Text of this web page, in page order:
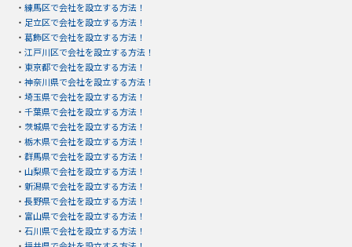
・ 練馬区で会社を設立する方法！
・ 足立区で会社を設立する方法！
・ 葛飾区で会社を設立する方法！
・ 江戸川区で会社を設立する方法！
・ 東京都で会社を設立する方法！
・ 神奈川県で会社を設立する方法！
・ 埼玉県で会社を設立する方法！
・ 千葉県で会社を設立する方法！
・ 茨城県で会社を設立する方法！
・ 栃木県で会社を設立する方法！
・ 群馬県で会社を設立する方法！
・ 山梨県で会社を設立する方法！
・ 新潟県で会社を設立する方法！
・ 長野県で会社を設立する方法！
・ 富山県で会社を設立する方法！
・ 石川県で会社を設立する方法！